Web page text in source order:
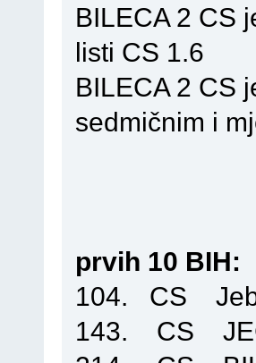
BILECA 2 CS
listi CS 1.6
BILECA 2 CS
sedmičnim i
prvih 10 BIH:
104. CS
143. CS